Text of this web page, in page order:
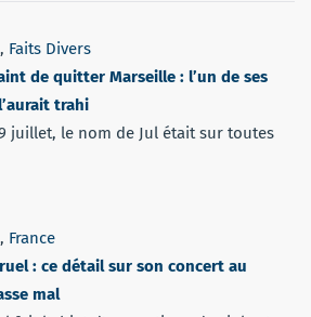
, Faits Divers
de quitter Marseille : l’un de ses
trahi
juillet, le nom de Jul était sur toutes
, France
: ce détail sur son concert au
mal